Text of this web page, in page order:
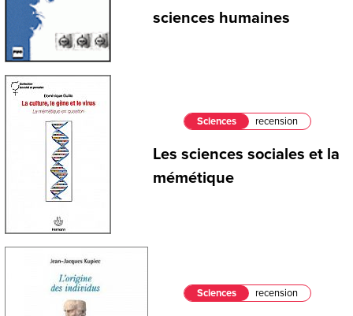
sciences humaines
Sciences recension
Les sciences sociales et la
mémétique
Sciences recension